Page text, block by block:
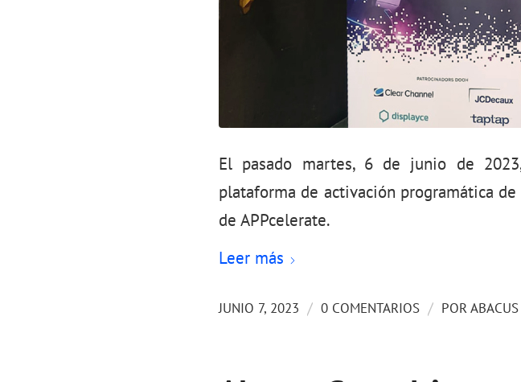
El pasado martes, 6 de junio de
plataforma de activación programática
de APPcelerate.
Leer más
JUNIO 7, 2023 / 0 COMENTARIOS / POR